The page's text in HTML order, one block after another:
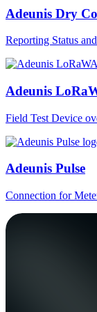
Adeunis Dry
Reporting Status
Adeunis
Field Test Device
Adeunis Pulse
Connection for